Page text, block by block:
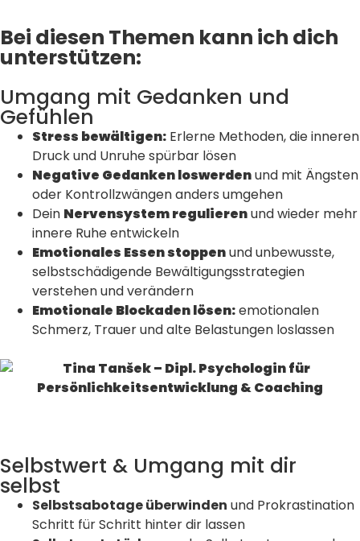
Bei diesen Themen kann ich dich
unterstützen:
Umgang mit Gedanken und
Gefühlen
Stress bewältigen: Erlerne Methoden, die inneren
Druck und Unruhe spürbar lösen
Negative Gedanken loswerdenund mit Ängsten
oder Kontrollzwängen anders umgehen
Dein Nervensystem regulierenund wieder mehr
innere Ruhe entwickeln
Emotionales Essen stoppenund unbewusste,
selbstschädigende Bewältigungsstrategien
verstehen und verändern
Emotionale Blockaden lösen:emotionalen
Schmerz, Trauer und alte Belastungen loslassen
Selbstwert & Umgang mit dir
selbst
Selbstsabotage überwinden und Prokrastination
Schritt für Schritt hinter dir lassen